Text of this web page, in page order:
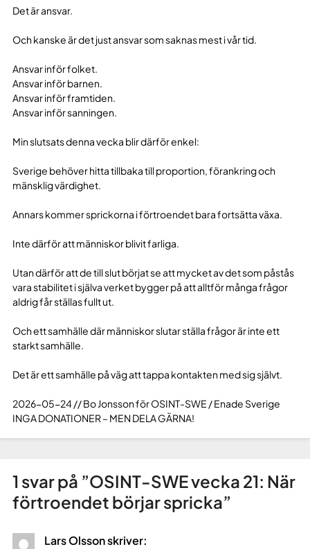
Det är ansvar.
Och kanske är det just ansvar som saknas mest i vår tid.
Ansvar inför folket.
Ansvar inför barnen.
Ansvar inför framtiden.
Ansvar inför sanningen.
Min slutsats denna vecka blir därför enkel:
Sverige behöver hitta tillbaka till proportion, förankring och
mänsklig värdighet.
Annars kommer sprickorna i förtroendet bara fortsätta växa.
Inte därför att människor blivit farliga.
Utan därför att de till slut börjat se att mycket av det som påstås
vara stabilitet i själva verket bygger på att alltför många frågor
aldrig får ställas fullt ut.
Och ett samhälle där människor slutar ställa frågor är inte ett
starkt samhälle.
Det är ett samhälle på väg att tappa kontakten med sig självt.
2026-05-24 // Bo Jonsson för OSINT-SWE / Enade Sverige
INGA DONATIONER – MEN DELA GÄRNA!
1 svar på ”OSINT-SWE vecka 21: När
förtroendet börjar spricka”
Lars Olssonskriver: